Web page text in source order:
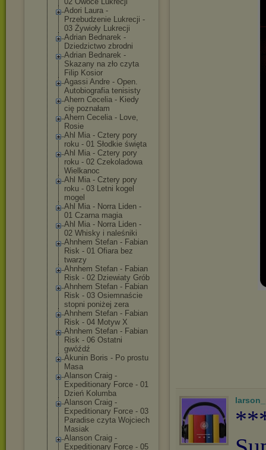
Adori Laura -
Przebudzenie Lukrecji -
03 Żywioły Lukrecji
Adrian Bednarek -
Dziedzictwo zbrodni
Adrian Bednarek -
Skazany na zło czyta
Filip Kosior
Agassi Andre - Open.
Autobiografia tenisisty
Ahern Cecelia - Kiedy
cię poznałam
Ahern Cecelia - Love,
Rosie
Ahl Mia - Cztery pory
roku - 01 Słodkie święta
Ahl Mia - Cztery pory
roku - 02 Czekoladowa
Wielkanoc
Ahl Mia - Cztery pory
roku - 03 Letni kogel
mogel
Ahl Mia - Norra Liden -
01 Czarna magia
Ahl Mia - Norra Liden -
02 Whisky i naleśniki
Ahnhem Stefan - Fabian
Risk - 01 Ofiara bez
twarzy
Ahnhem Stefan - Fabian
Risk - 02 Dziewiaty Grób
Ahnhem Stefan - Fabian
Risk - 03 Osiemnaście
stopni poniżej zera
Ahnhem Stefan - Fabian
Risk - 04 Motyw X
Ahnhem Stefan - Fabian
Risk - 06 Ostatni
gwóźdź
Akunin Boris - Po prostu
Masa
Alanson Craig -
Expeditionary Force - 01
Dzień Kolumba
Alanson Craig -
Expeditionary Force - 03
Paradise czyta Wojciech
Masiak
Alanson Craig -
Expeditionary Force - 05